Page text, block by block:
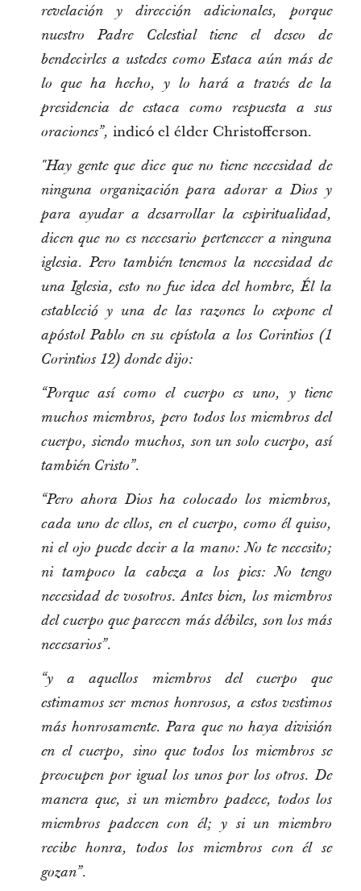
revelación y dirección adicionales, porque
nuestro Padre Celestial tiene el deseo de
bendecirles a ustedes como Estaca aún más de
lo que ha hecho, y lo hará a través de la
presidencia de estaca como respuesta a sus
oraciones”, indicó el élder Christofferson.
"Hay gente que dice que no tiene necesidad de
ninguna organización para adorar a Dios y
para ayudar a desarrollar la espiritualidad,
dicen que no es necesario pertenecer a ninguna
iglesia. Pero también tenemos la necesidad de
una Iglesia, esto no fue idea del hombre, Él la
estableció y una de las razones lo expone el
apóstol Pablo en su epístola a los Corintios (1
Corintios 12) donde dijo:
“Porque así como el cuerpo es uno, y tiene
muchos miembros, pero todos los miembros del
cuerpo, siendo muchos, son un solo cuerpo, así
también Cristo”.
“Pero ahora Dios ha colocado los miembros,
cada uno de ellos, en el cuerpo, como él quiso,
ni el ojo puede decir a la mano: No te necesito;
ni tampoco la cabeza a los pies: No tengo
necesidad de vosotros. Antes bien, los miembros
del cuerpo que parecen más débiles, son los más
necesarios”.
“y a aquellos miembros del cuerpo que
estimamos ser menos honrosos, a estos vestimos
más honrosamente. Para que no haya división
en el cuerpo, sino que todos los miembros se
preocupen por igual los unos por los otros. De
manera que, si un miembro padece, todos los
miembros padecen con él; y si un miembro
recibe honra, todos los miembros con él se
gozan”.